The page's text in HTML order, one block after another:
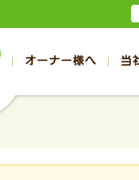
帯広の賃貸アパート
旭川の賃貸アパート
オーナー様へ 当
の声
ページ